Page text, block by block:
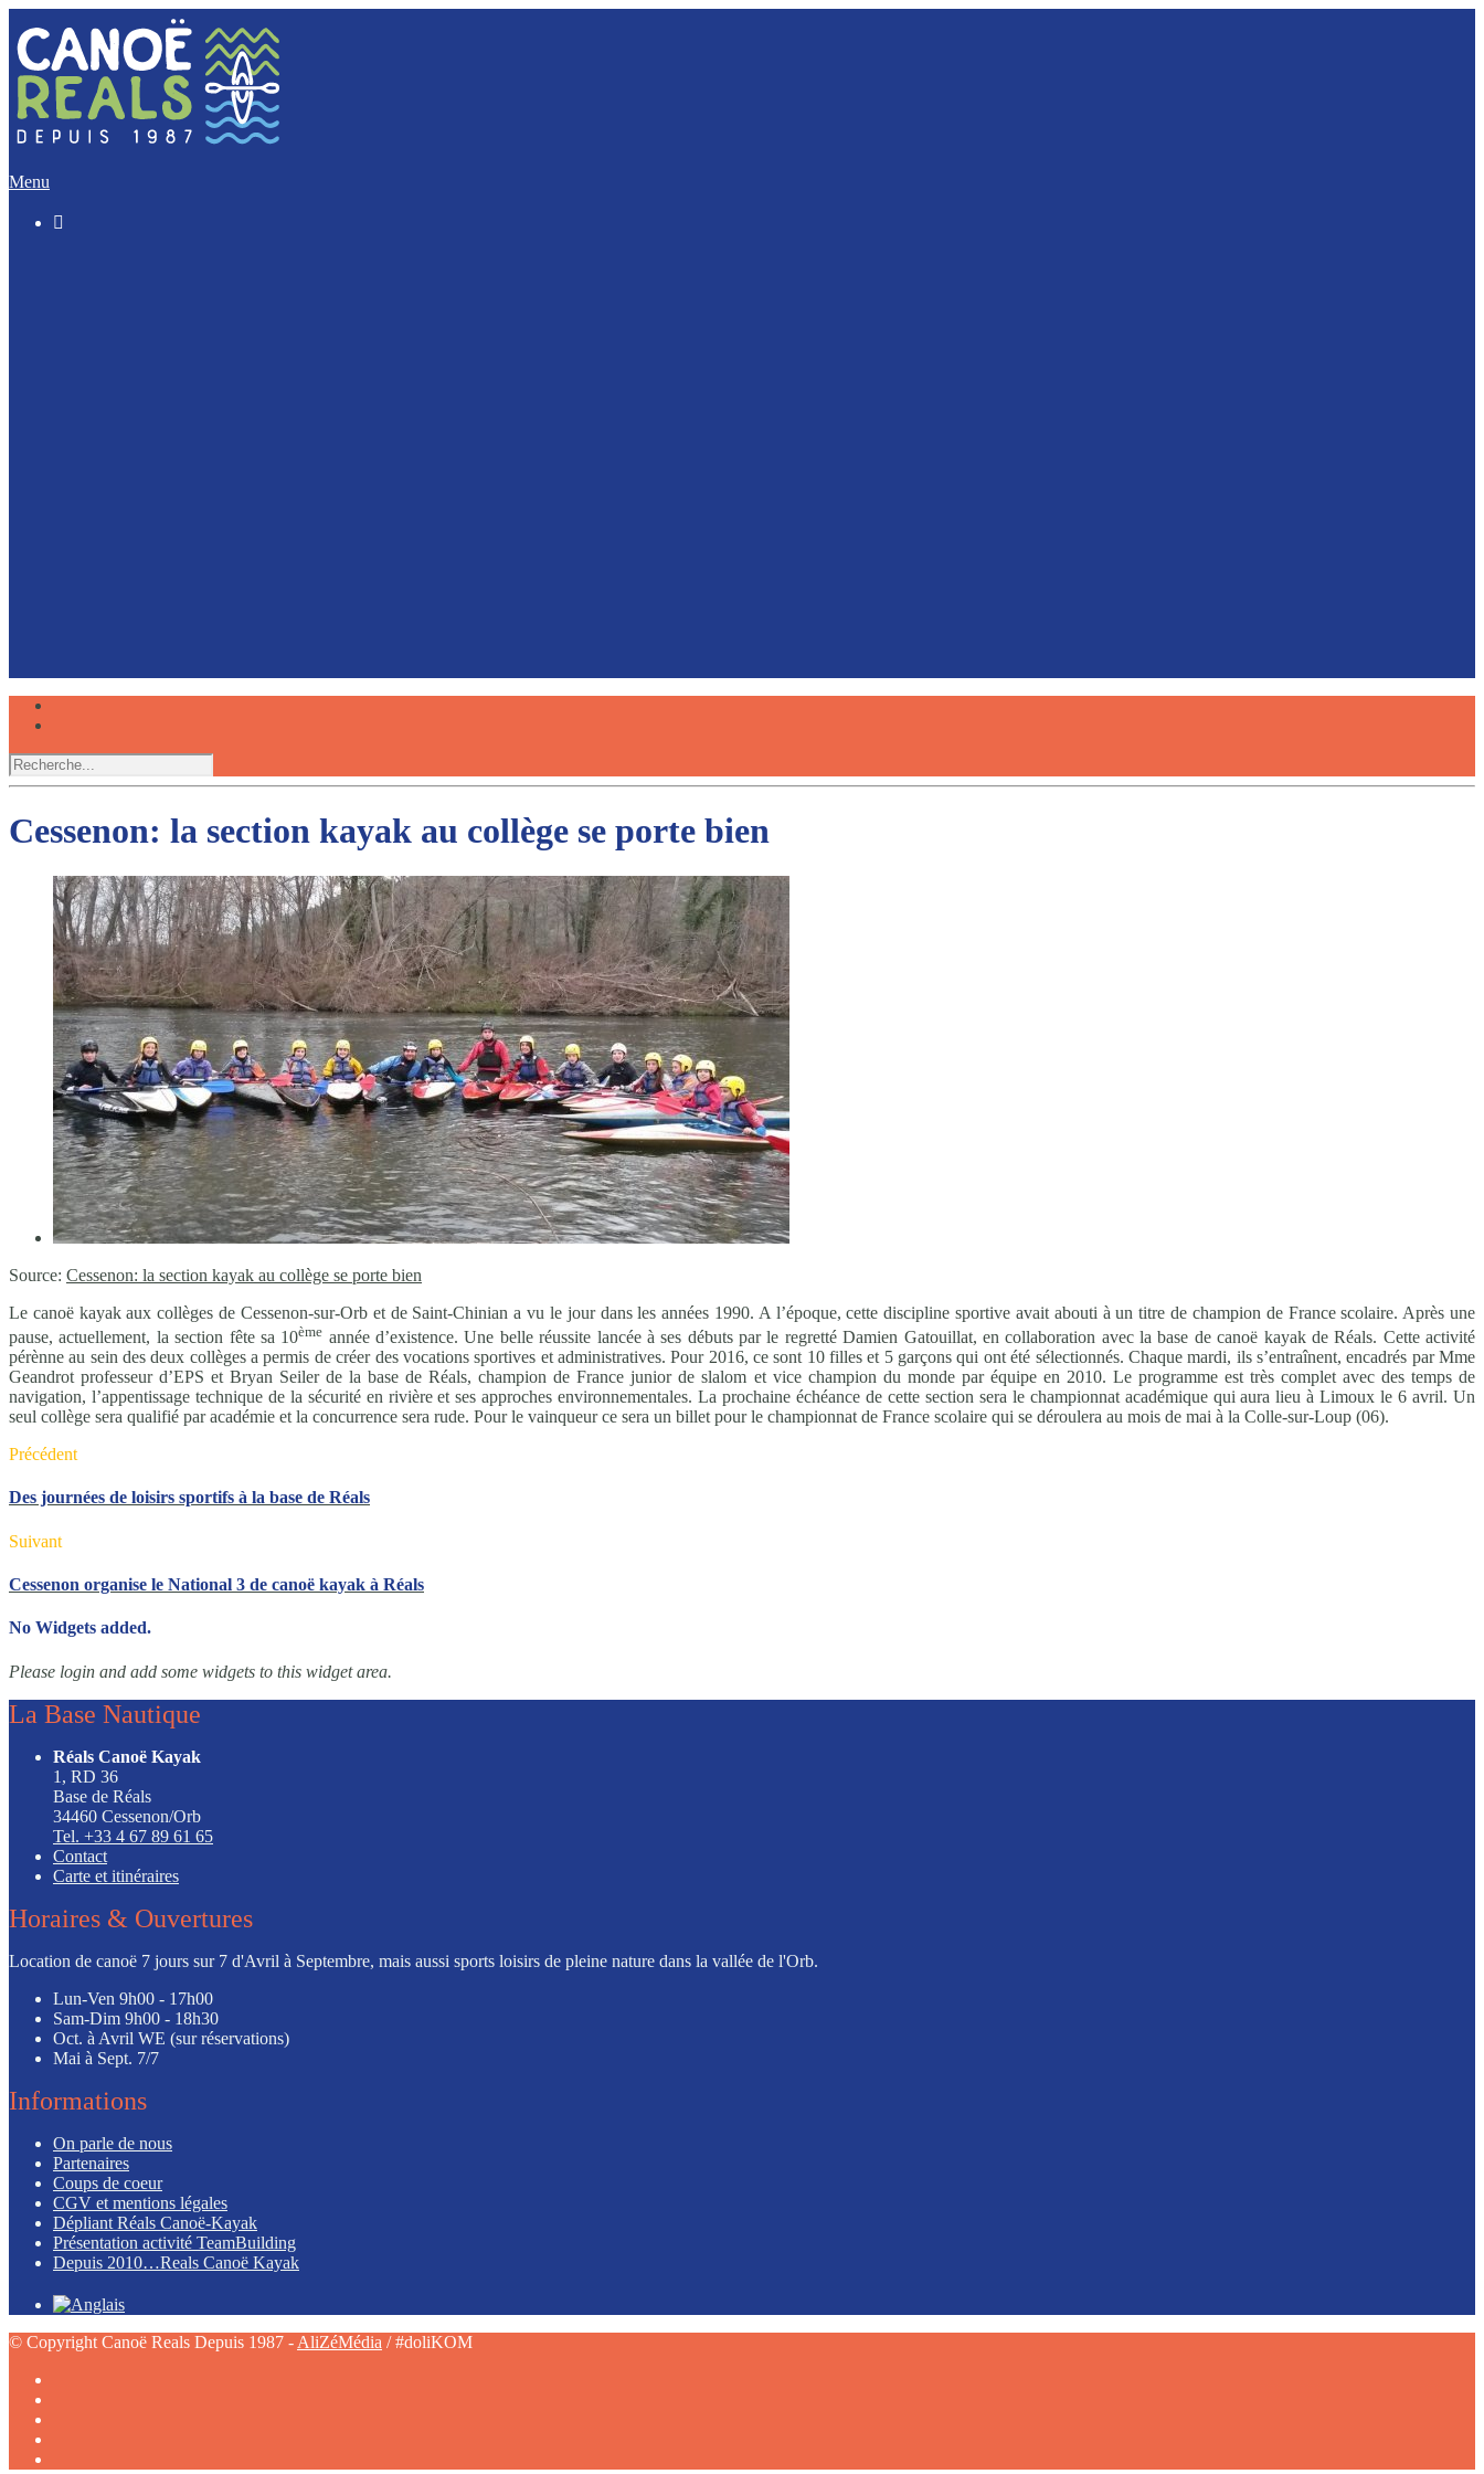
Menu

Cessenon: la section kayak au collège se porte bien
Source: Cessenon: la section kayak au collège se porte bien
Le canoë kayak aux collèges de Cessenon-sur-Orb et de Saint-Chinian a vu le jour dans les années 1990. A l’époque, cette discipline sportive avait abouti à un titre de champion de France scolaire. Après une
pause, actuellement, la section fête sa 10ème année d’existence. Une belle réussite lancée à ses débuts par le regretté Damien Gatouillat, en collaboration avec la base de canoë kayak de Réals. Cette activité
pérènne au sein des deux collèges a permis de créer des vocations sportives et administratives. Pour 2016, ce sont 10 filles et 5 garçons qui ont été sélectionnés. Chaque mardi, ils s’entraînent, encadrés par Mme
Geandrot professeur d’EPS et Bryan Seiler de la base de Réals, champion de France junior de slalom et vice champion du monde par équipe en 2010. Le programme est très complet avec des temps de
navigation, l’appentissage technique de la sécurité en rivière et ses approches environnementales. La prochaine échéance de cette section sera le championnat académique qui aura lieu à Limoux le 6 avril. Un
seul collège sera qualifié par académie et la concurrence sera rude. Pour le vainqueur ce sera un billet pour le championnat de France scolaire qui se déroulera au mois de mai à la Colle-sur-Loup (06).
Précédent
Des journées de loisirs sportifs à la base de Réals
Suivant
Cessenon organise le National 3 de canoë kayak à Réals
No Widgets added.
Please login and add some widgets to this widget area.
La Base Nautique
Réals Canoë Kayak
1, RD 36
Base de Réals
34460 Cessenon/Orb
Tel. +33 4 67 89 61 65
Contact
Carte et itinéraires
Horaires & Ouvertures
Location de canoë 7 jours sur 7 d'Avril à Septembre, mais aussi sports loisirs de pleine nature dans la vallée de l'Orb.
Lun-Ven 9h00 - 17h00
Sam-Dim 9h00 - 18h30
Oct. à Avril WE (sur réservations)
Mai à Sept. 7/7
Informations
On parle de nous
Partenaires
Coups de coeur
CGV et mentions légales
Dépliant Réals Canoë-Kayak
Présentation activité TeamBuilding
Depuis 2010…Reals Canoë Kayak
© Copyright Canoë Reals Depuis 1987 - AliZéMédia / #doliKOM